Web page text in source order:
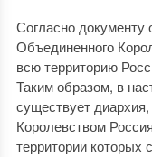
Согласно документу
Объединенного
всю территорию
Таким образом, в
существует
Королевством
территории которых